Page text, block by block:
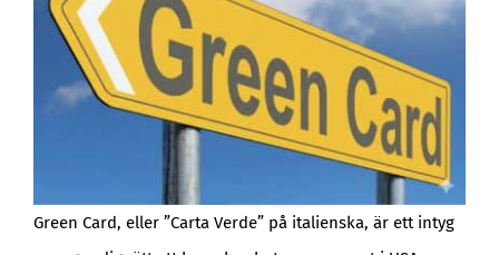
Green Card, eller ”Carta Verde” på italienska, är ett intyg